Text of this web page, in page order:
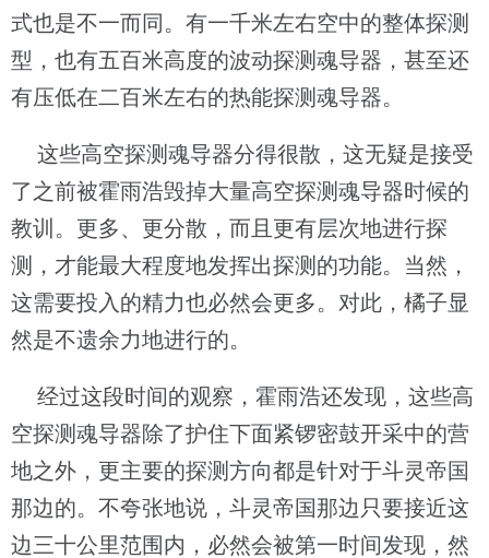
式也是不一而同。有一千米左右空中的整体探测
型，也有五百米高度的波动探测魂导器，甚至还
有压低在二百米左右的热能探测魂导器。
这些高空探测魂导器分得很散，这无疑是接受
了之前被霍雨浩毁掉大量高空探测魂导器时候的
教训。更多、更分散，而且更有层次地进行探
测，才能最大程度地发挥出探测的功能。当然，
这需要投入的精力也必然会更多。对此，橘子显
然是不遗余力地进行的。
经过这段时间的观察，霍雨浩还发现，这些高
空探测魂导器除了护住下面紧锣密鼓开采中的营
地之外，更主要的探测方向都是针对于斗灵帝国
那边的。不夸张地说，斗灵帝国那边只要接近这
边三十公里范围内，必然会被第一时间发现，然